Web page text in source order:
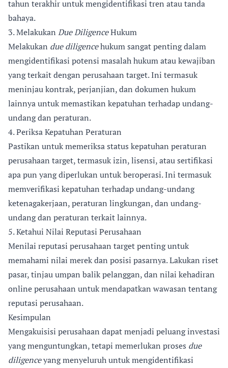
tahun terakhir untuk mengidentifikasi tren atau tanda
bahaya.
3. Melakukan Due DiligenceHukum
Melakukan due diligencehukum sangat penting dalam
mengidentifikasi potensi masalah hukum atau kewajiban
yang terkait dengan perusahaan target. Ini termasuk
meninjau kontrak, perjanjian, dan dokumen hukum
lainnya untuk memastikan kepatuhan terhadap undang-
undang dan peraturan.
4. Periksa Kepatuhan Peraturan
Pastikan untuk memeriksa status kepatuhan peraturan
perusahaan target, termasuk izin, lisensi, atau sertifikasi
apa pun yang diperlukan untuk beroperasi. Ini termasuk
memverifikasi kepatuhan terhadap undang-undang
ketenagakerjaan, peraturan lingkungan, dan undang-
undang dan peraturan terkait lainnya.
5. Ketahui Nilai Reputasi Perusahaan
Menilai reputasi perusahaan target penting untuk
memahami nilai merek dan posisi pasarnya. Lakukan riset
pasar, tinjau umpan balik pelanggan, dan nilai kehadiran
online perusahaan untuk mendapatkan wawasan tentang
reputasi perusahaan.
Kesimpulan
Mengakuisisi perusahaan dapat menjadi peluang investasi
yang menguntungkan, tetapi memerlukan proses due
diligenceyang menyeluruh untuk mengidentifikasi